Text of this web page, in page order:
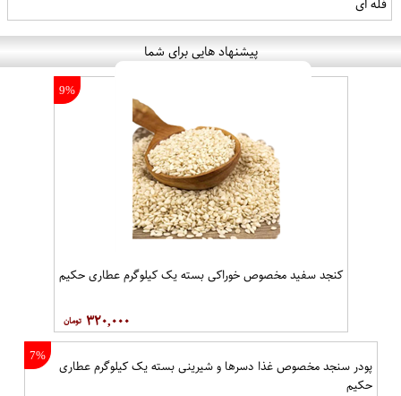
پیشنهاد هایی برای شما
9%
کنجد سفید مخصوص خوراکی بسته یک کیلوگرم عطاری حکیم
۳۲۰,۰۰۰
7%
پودر سنجد مخصوص غذا دسرها و شیرینی بسته یک کیلوگرم عطاری
حکیم